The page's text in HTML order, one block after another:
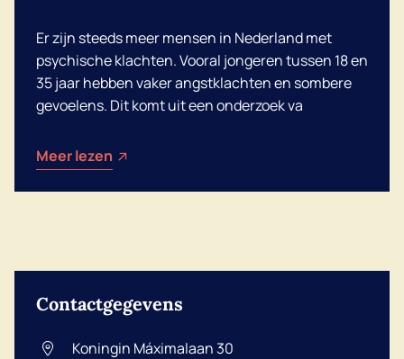
Er zijn steeds meer mensen in Nederland met
psychische klachten. Vooral jongeren tussen 18 en
35 jaar hebben vaker angstklachten en sombere
gevoelens. Dit komt uit een onderzoek va
Meer lezen
Contactgegevens
Koningin Máximalaan 30
Dutch
English